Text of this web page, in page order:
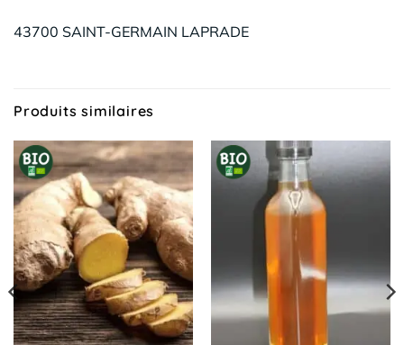
43700 SAINT-GERMAIN LAPRADE
Produits similaires